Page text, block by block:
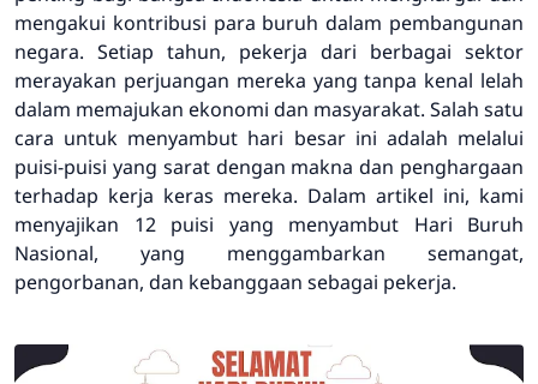
mengakui kontribusi para buruh dalam pembangunan
negara. Setiap tahun, pekerja dari berbagai sektor
merayakan perjuangan mereka yang tanpa kenal lelah
dalam memajukan ekonomi dan masyarakat. Salah satu
cara untuk menyambut hari besar ini adalah melalui
puisi-puisi yang sarat dengan makna dan penghargaan
terhadap kerja keras mereka. Dalam artikel ini, kami
menyajikan 12 puisi yang menyambut Hari Buruh
Nasional, yang menggambarkan semangat,
pengorbanan, dan kebanggaan sebagai pekerja.